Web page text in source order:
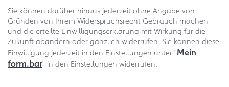
Sie können darüber hinaus jederzeit ohne Angabe von
Gründen von Ihrem Widerspruchsrecht Gebrauch machen
und die erteilte Einwilligungserklärung mit Wirkung für die
Zukunft abändern oder gänzlich widerrufen. Sie können diese
Einwilligung jederzeit in den Einstellungen unter "Mein
form.bar" in den Einstellungen widerrufen.